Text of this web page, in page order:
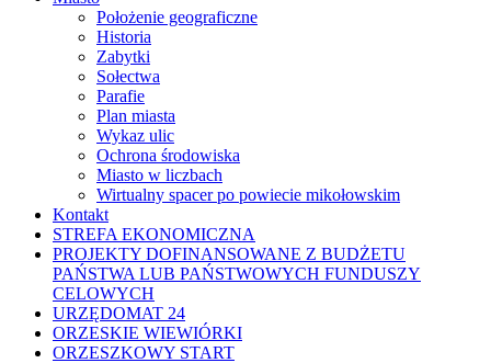
Położenie geograficzne
Historia
Zabytki
Sołectwa
Parafie
Plan miasta
Wykaz ulic
Ochrona środowiska
Miasto w liczbach
Wirtualny spacer po powiecie mikołowskim
Kontakt
STREFA EKONOMICZNA
PROJEKTY DOFINANSOWANE Z BUDŻETU
PAŃSTWA LUB PAŃSTWOWYCH FUNDUSZY
CELOWYCH
URZĘDOMAT 24
ORZESKIE WIEWIÓRKI
ORZESZKOWY START